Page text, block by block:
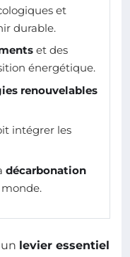
et
durable.
et des
énergétique.
renouvelables
intégrer les
décarbonation
levier essentiel